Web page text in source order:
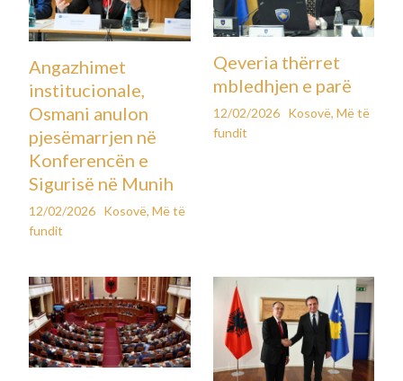
Angazhimet
institucionale,
Osmani anulon
pjesëmarrjen në
Konferencën e
Sigurisë në Munih
12/02/2026 Kosovë,Më të
fundit
Qeveria thërret
mbledhjen e parë
12/02/2026 Kosovë, Më të
fundit